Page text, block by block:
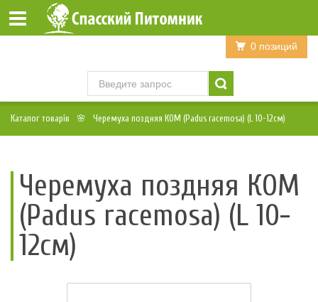
Войти Регистрация
0 позиций
Каталог товарів Черемуха поздняя КОМ (Padus racemosa) (L 10-12см)
Черемуха поздняя КОМ
(Padus racemosa) (L 10-
12см)